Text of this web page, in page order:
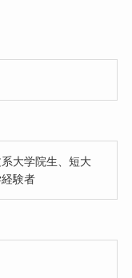
大学院生、短大
験者